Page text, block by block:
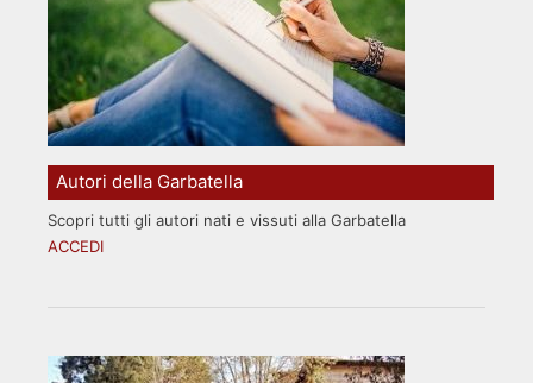
Autori della Garbatella
Scopri tutti gli autori nati e vissuti alla Garbatella
ACCEDI